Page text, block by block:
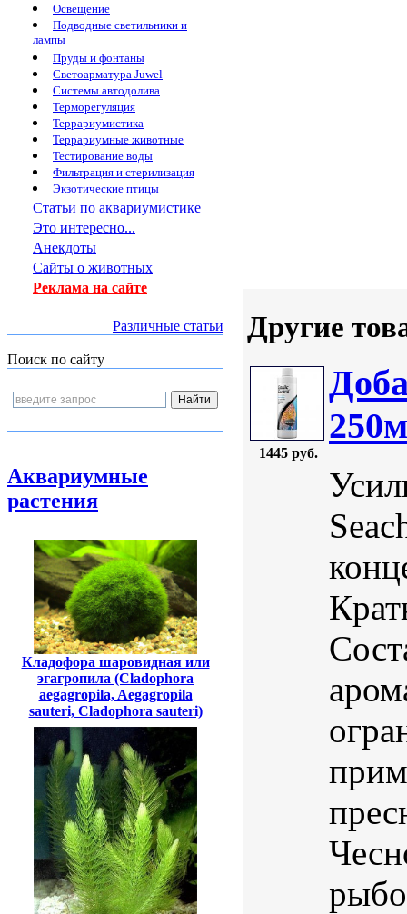
Освещение
Подводные светильники и
лампы
Пруды и фонтаны
Светоарматура Juwel
Системы автодолива
Терморегуляция
Террариумистика
Террариумные животные
Тестирование воды
Фильтрация и стерилизация
Экзотические птицы
Статьи по аквариумистике
Это интересно...
Анекдоты
Сайты о животных
Реклама на сайте
Различные статьи
Поиск по сайту
Аквариумные
растения
Кладофора шаровидная или
эгагропила (Cladophora
aegagropila, Aegagropila
sauteri, Cladophora sauteri)
Другие
1445 руб.